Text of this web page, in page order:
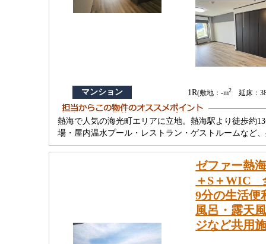
マンション 1R(敷地：-m2 延床：
熱海で人気の海光町エリアに立地。熱海駅より徒歩
場・屋内温水プール・レストラン・ゲストルームなど
ゼファー熱
＋S＋WIC
9分の生活
風呂・露天
ジなど共用